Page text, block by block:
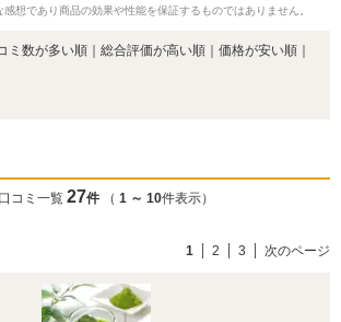
想であり商品の効果や性能を保証するものではありません。
ミ数が多い順 総合評価が高い順 価格が安い順
コミ一覧 27件 （ 1 ～ 10件表示）
1 2 3 次のページ